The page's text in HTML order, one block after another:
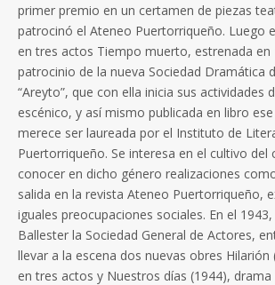
primer premio en un certamen de piezas
patrocinó el Ateneo Puertorriqueño. Luego
en tres actos Tiempo muerto, estrenada en
patrocinio de la nueva Sociedad Dramática
“Areyto”, que con ella inicia sus actividades
escénico, y así mismo publicada en libro
merece ser laureada por el Instituto de
Puertorriqueño. Se interesa en el cultivo del
conocer en dicho género realizaciones
salida en la revista Ateneo Puertorriqueño,
iguales preocupaciones sociales. En el
Ballester la Sociedad General de Actores,
llevar a la escena dos nuevas obres Hilarión
en tres actos y Nuestros días (1944),